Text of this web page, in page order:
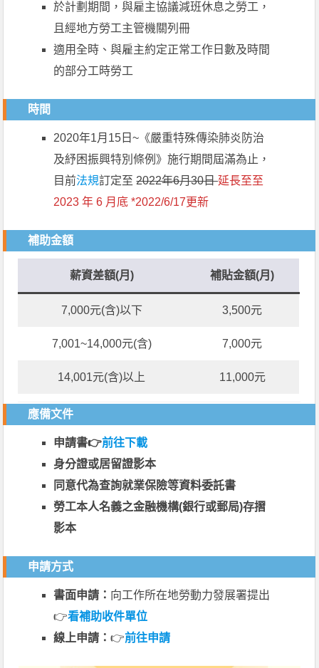
於計劃期間，與雇主協議減班休息之勞工，
且經地方勞工主管機關列冊
適用全時、與雇主約定正常工作日數及時間
的部分工時勞工
時間
2020年1月15日~《嚴重特殊傳染肺炎防治
及紓困振興特別條例》施行期間屆滿為止，
目前法規訂定至2022年6月30日延長至至
2023 年 6 月底 *2022/6/17更新
補助金額
薪資差額(月) 補貼金額(月)
7,000元(含)以下 3,500元
7,001~14,000元(含) 7,000元
14,001元(含)以上 11,000元
應備文件
申請書👉前往下載
身分證或居留證影本
同意代為查詢就業保險等資料委託書
勞工本人名義之金融機構(銀行或郵局)存摺
影本
申請方式
書面申請： 向工作所在地勞動力發展署提出
👉看補助收件單位
線上申請：👉前往申請